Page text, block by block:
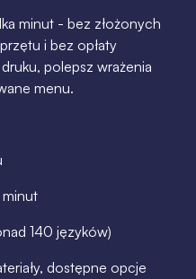
minut - bez złożonych
i bez opłaty
polepsz wrażenia
menu.
140 języków)
dostępne opcje